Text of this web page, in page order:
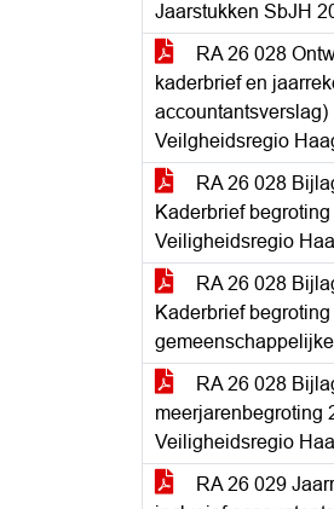
Jaarstukken SbJH
RA 26 028
kaderbrief en
accountantsverslag)
Veilgheidsregio
RA 26 028
Kaderbrief
Veiligheidsregio
RA 26 028
Kaderbrief
RA 26 028
meerjarenbegroting
Veiligheidsregio
RA 26 029